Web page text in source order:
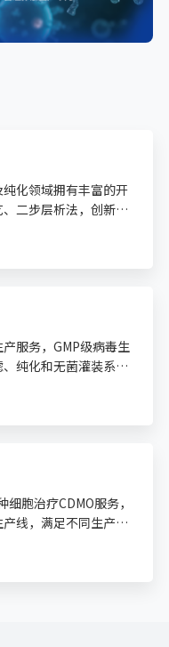
化领域拥有丰富的开
二步层析法，创新大
服务，GMP级病毒生
纯化和无菌灌装系
胞治疗CDMO服务，
线，满足不同生产工